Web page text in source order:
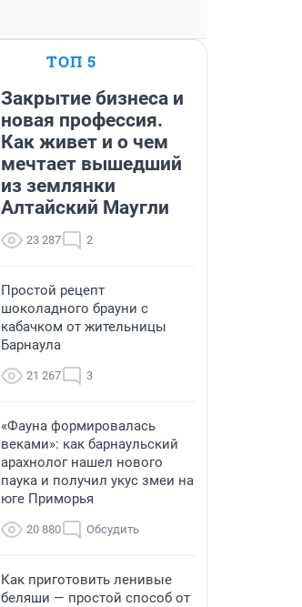
ТОП 5
Закрытие бизнеса и
новая профессия.
Как живет и о чем
мечтает вышедший
из землянки
Алтайский Маугли
23 287 2
Простой рецепт
шоколадного брауни с
кабачком от жительницы
Барнаула
21 267 3
«Фауна формировалась
веками»: как барнаульский
арахнолог нашел нового
паука и получил укус змеи на
юге Приморья
20 880 Обсудить
Как приготовить ленивые
беляши — простой способ от